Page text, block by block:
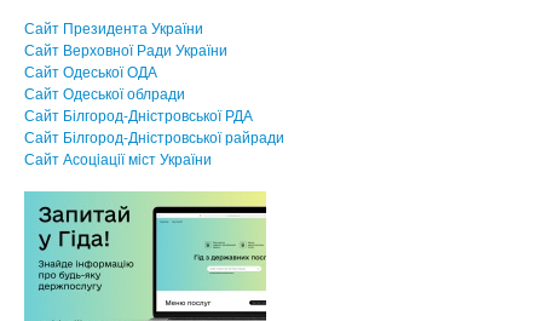
Сайт Президента України
Сайт Верховної Ради України
Сайт Одеської ОДА
Сайт Одеської облради
Сайт Білгород-Дністровської РДА
Сайт Білгород-Дністровської райради
Сайт Асоцiацiї мiст України